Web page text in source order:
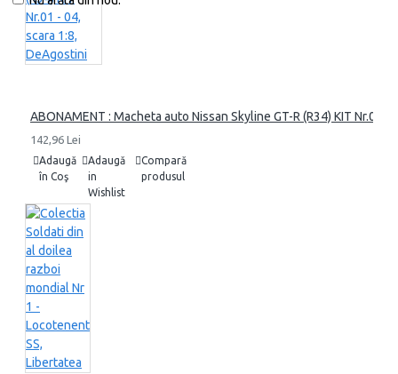
ABONAMENT : Macheta auto Nissan Skyline GT-R (R34) KIT Nr.01 -
142,96 Lei
Adaugă
în Coş
Adaugă
in
Wishlist
Compară
produsul